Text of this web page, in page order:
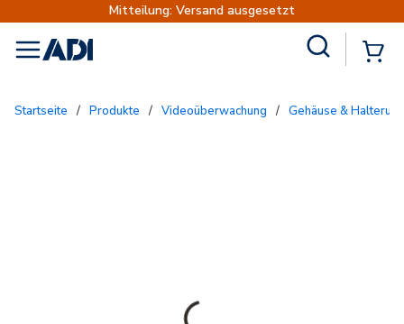
Mitteilung: Versand ausgesetzt
menu
Startseite / Produkte / Videoüberwachung / Gehäuse &